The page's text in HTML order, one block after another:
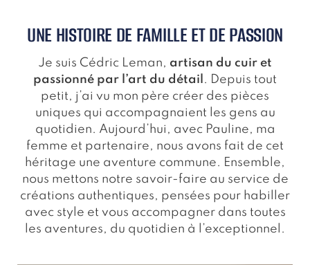
UNE HISTOIRE DE FAMILLE ET DE PASSION
Je suis Cédric Leman, artisan du cuir et
passionné par l’art du détail . Depuis tout
petit, j’ai vu mon père créer des pièces
uniques qui accompagnaient les gens au
quotidien. Aujourd’hui, avec Pauline, ma
femme et partenaire, nous avons fait de cet
héritage une aventure commune. Ensemble,
nous mettons notre savoir-faire au service de
créations authentiques, pensées pour habiller
avec style et vous accompagner dans toutes
les aventures, du quotidien à l’exceptionnel.